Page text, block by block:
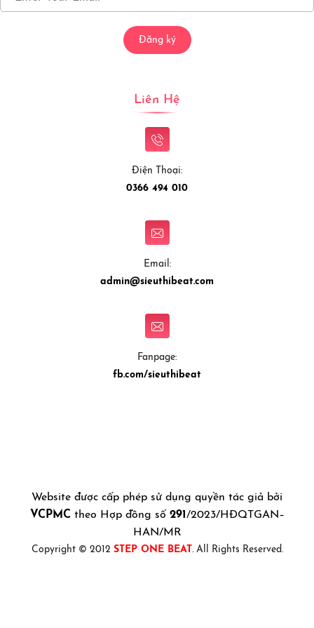
Đăng ký
Liên Hệ
Điện Thoại:
0366 494 010
Email:
admin@sieuthibeat.com
Fanpage:
fb.com/sieuthibeat
Website được cấp phép sử dụng quyền tác giả bởi
VCPMC theo Hợp đồng số 291 /2023/HĐQTGAN–
HAN/MR
Copyright © 2012 STEP ONE BEAT . All Rights Reserved.